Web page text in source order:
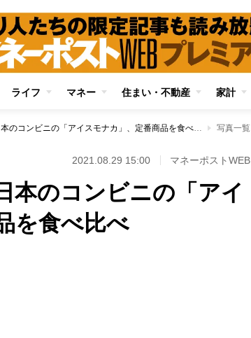
ライフ マネー 住まい・不動産 家計
海外記者も絶賛した日本のコンビニの「アイスモナカ」、定番商品を食べ比べ 写真一覧
2021.08.29 15:00 マネーポストWEB
本のコンビニの「アイ
を食べ比べ